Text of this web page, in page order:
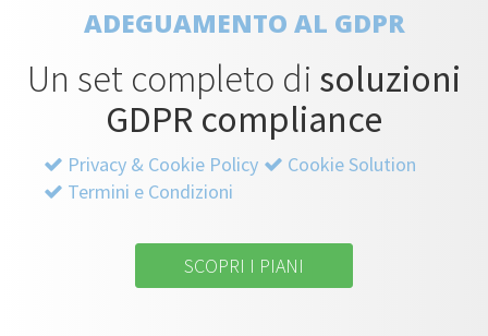
ADEGUAMENTO AL GDPR
Un set completo di soluzioni
GDPR compliance
Privacy & Cookie Policy
Cookie Solution
Termini e Condizioni
SCOPRI I PIANI